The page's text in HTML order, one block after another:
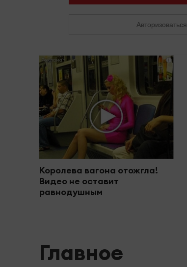
Авторизоваться
Королева вагона отожгла!
Видео не оставит
равнодушным
Главное